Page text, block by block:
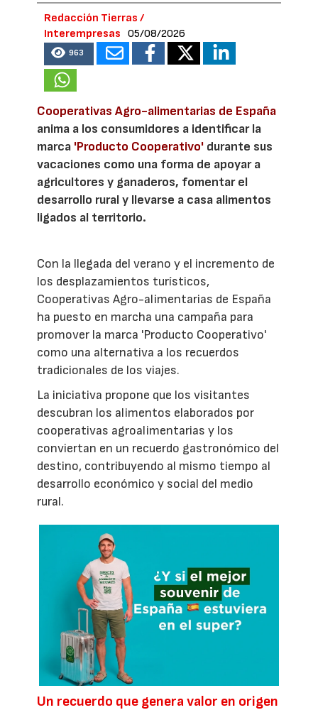
Redacción Tierras /
Interempresas
05/08/2026
963
Cooperativas Agro-alimentarias de España
anima a los consumidores a identificar la
marca 'Producto Cooperativo' durante sus
vacaciones como una forma de apoyar a
agricultores y ganaderos, fomentar el
desarrollo rural y llevarse a casa alimentos
ligados al territorio.
Con la llegada del verano y el incremento de
los desplazamientos turísticos,
Cooperativas Agro-alimentarias de España
ha puesto en marcha una campaña para
promover la marca 'Producto Cooperativo'
como una alternativa a los recuerdos
tradicionales de los viajes.
La iniciativa propone que los visitantes
descubran los alimentos elaborados por
cooperativas agroalimentarias y los
conviertan en un recuerdo gastronómico del
destino, contribuyendo al mismo tiempo al
desarrollo económico y social del medio
rural.
Un recuerdo que genera valor en origen